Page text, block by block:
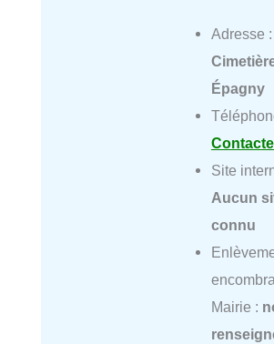
Adresse :
Épagny
Site
Aucun
connu
Mairie :